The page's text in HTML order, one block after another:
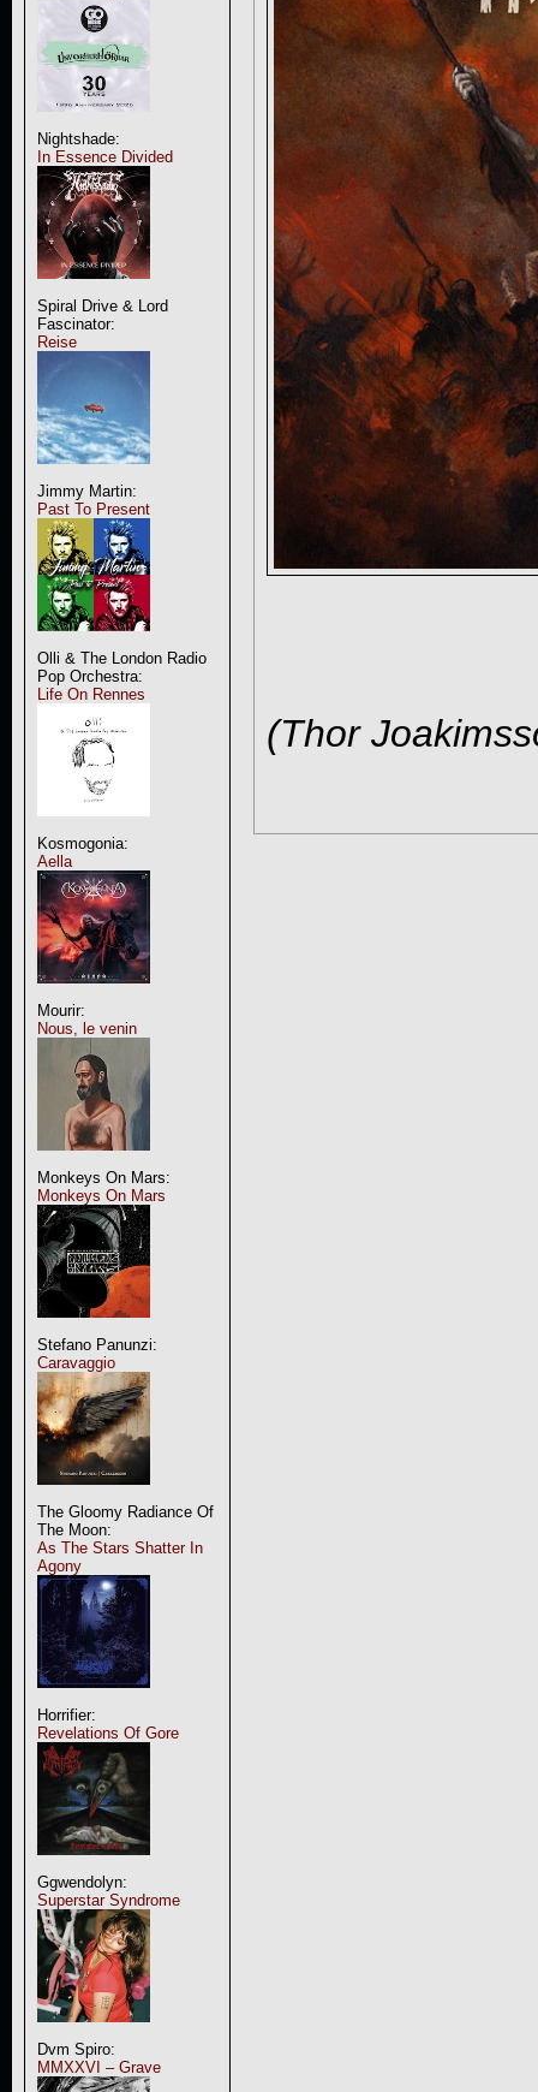
Nightshade:
In Essence Divided
Spiral Drive & Lord
Fascinator:
Reise
Jimmy Martin:
Past To Present
Olli & The London Radio
Pop Orchestra:
Life On Rennes
Kosmogonia:
Aella
Mourir:
Nous, le venin
Monkeys On Mars:
Monkeys On Mars
Stefano Panunzi:
Caravaggio
The Gloomy Radiance Of
The Moon:
As The Stars Shatter In
Agony
Horrifier:
Revelations Of Gore
Ggwendolyn:
Superstar Syndrome
Dvm Spiro:
MMXXVI – Grave
(Thor